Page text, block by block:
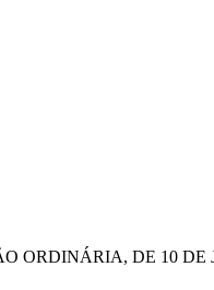
ORDINÁRIA, DE 10 DE